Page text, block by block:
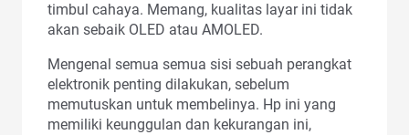
timbul cahaya. Memang, kualitas layar ini tidak
akan sebaik OLED atau AMOLED.
Mengenal semua semua sisi sebuah perangkat
elektronik penting dilakukan, sebelum
memutuskan untuk membelinya. Hp ini yang
memiliki keunggulan dan kekurangan ini,